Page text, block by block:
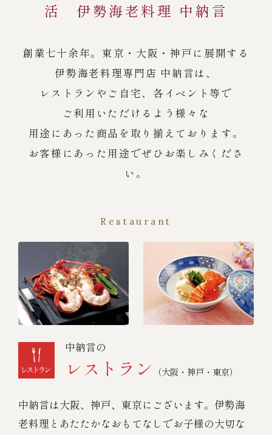
活 伊勢海老料理 中納言
創業七十余年。東京・大阪・神戸に展開する
伊勢海老料理専門店 中納言は、
レストランやご自宅、各イベント等で
ご利用いただけるよう様々な
用途にあった商品を取り揃えております。
お客様にあった用途でぜひお楽しみくださ
い。
Restaurant
中納言の
レストラン （大阪・神戸・東京）
中納言は大阪、神戸、東京にございます。伊勢海
老料理とあたたかなおもてなしでお子様の大切な